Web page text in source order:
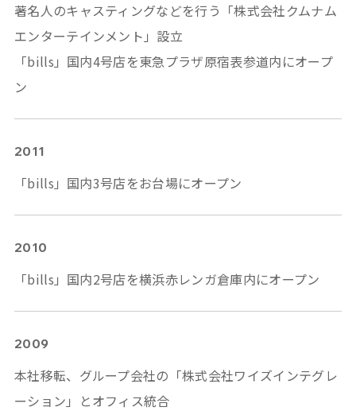
著名人のキャスティングなどを行う「株式会社クムナム
エンターテインメント 」設立
「bills」国内4号店を東急プラザ原宿表参道内にオープ
ン
2011
「bills」国内3号店をお台場にオープン
2010
「bills」国内2号店を横浜赤レンガ倉庫内にオープン
2009
本社移転、グループ会社の「株式会社ワイズインテグレ
ーション」とオフィス統合